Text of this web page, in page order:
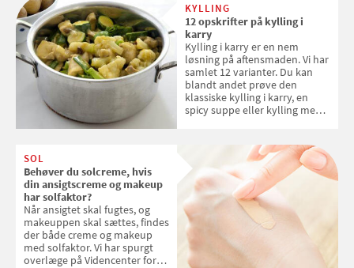
KYLLING
12 opskrifter på kylling i
karry
Kylling i karry er en nem
løsning på aftensmaden. Vi har
samlet 12 varianter. Du kan
blandt andet prøve den
klassiske kylling i karry, en
spicy suppe eller kylling med
SOL
Behøver du solcreme, hvis
din ansigtscreme og makeup
har solfaktor?
Når ansigtet skal fugtes, og
makeuppen skal sættes, findes
der både creme og makeup
med solfaktor. Vi har spurgt
overlæge på Videncenter for